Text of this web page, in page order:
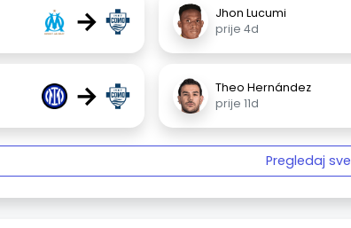
→
Jhon Lucumi
prije 4d
→
Theo Hernández
prije 11d
Pregledaj sve